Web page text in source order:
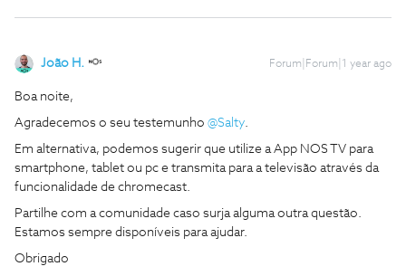
João H. Forum|Forum|1 year ago
Boa noite,
Agradecemos o seu testemunho ​ @Salty.
Em alternativa, podemos sugerir que utilize a App NOS TV para
smartphone, tablet ou pc e transmita para a televisão através da
funcionalidade de chromecast.
Partilhe com a comunidade caso surja alguma outra questão.
Estamos sempre disponíveis para ajudar.
Obrigado